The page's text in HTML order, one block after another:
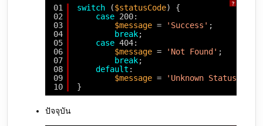
?
01
02
03
04
05
06
07
08
09
10
switch ($statusCode) {
case 200:
$message = 'Success' ;
break;
case 404:
$message = 'Not Found' ;
break;
default :
$message = 'Unknown Status'
}
ปัจจุบัน